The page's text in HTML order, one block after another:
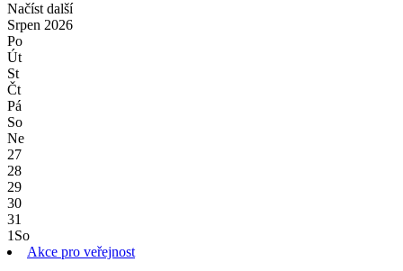
Načíst další
Srpen 2026
Po
Út
St
Čt
Pá
So
Ne
27
28
29
30
31
1 So
Akce pro veřejnost